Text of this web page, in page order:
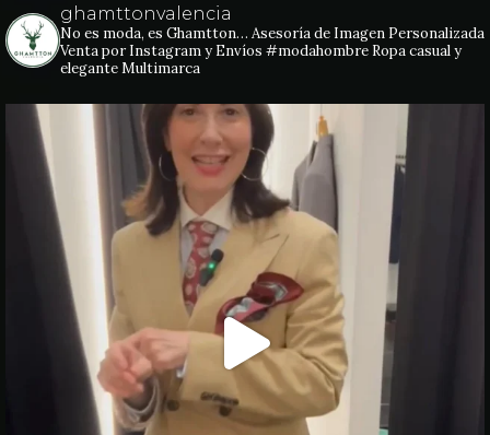
ghamttonvalencia
No es moda, es Ghamtton… Asesoría de Imagen Personalizada
Venta por Instagram y Envíos #modahombre Ropa casual y
eleganteMultimarca